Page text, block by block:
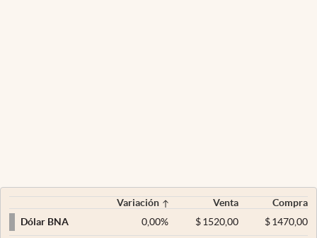
Variación Venta
Compra
Dólar BNA
0,00% $ 1520,00 $1470,00